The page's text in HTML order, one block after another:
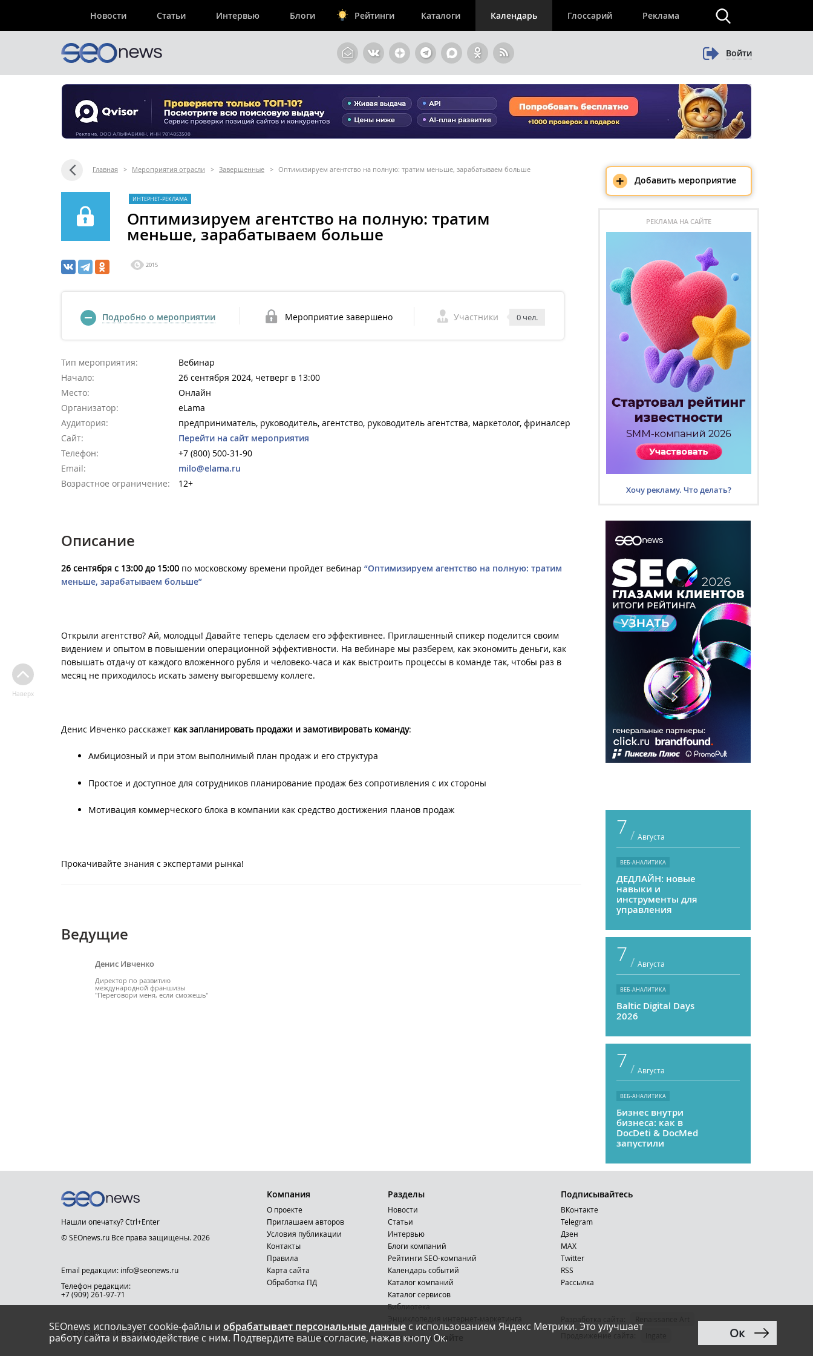
Новости Статьи Интервью Блоги Рейтинги Каталоги Календарь Глоссарий Реклама
Войти
Главная > Мероприятия отрасли > Завершенные > Оптимизируем агентство на полную: тратим меньше, зарабатываем больше
ИНТЕРНЕТ-РЕКЛАМА
Оптимизируем агентство на полную: тратим
меньше, зарабатываем больше
2015
Подробно о мероприятии Мероприятие завершено Участники 0 чел.
Тип мероприятия:
Вебинар
Начало:
26 сентября 2024, четверг в 13:00
Место:
Онлайн
Организатор:
eLama
Аудитория:
предприниматель, руководитель, агентство, руководитель агентства, маркетолог, фриналсер
Сайт:
Перейти на сайт мероприятия
Телефон:
+7 (800) 500-31-90
Email:
milo@elama.ru
Возрастное ограничение:
12+
Описание
26 сентября с 13:00 до 15:00 по московскому времени пройдет вебинар “Оптимизируем агентство на полную: тратим
меньше, зарабатываем больше”
Открыли агентство? Ай, молодцы! Давайте теперь сделаем его эффективнее. Приглашенный спикер поделится своим
видением и опытом в повышении операционной эффективности. На вебинаре мы разберем, как экономить деньги, как
повышать отдачу от каждого вложенного рубля и человеко-часа и как выстроить процессы в команде так, чтобы раз в
месяц не приходилось искать замену выгоревшему коллеге.
Денис Ивченко расскажет как запланировать продажи и замотивировать команду:
Амбициозный и при этом выполнимый план продаж и его структура
Простое и доступное для сотрудников планирование продаж без сопротивления с их стороны
Мотивация коммерческого блока в компании как средство достижения планов продаж
Прокачивайте знания с экспертами рынка!
Ведущие
Денис Ивченко
Директор по развитию
международной франшизы
"Переговори меня, если сможешь"
Наверх
+ Добавить мероприятие
РЕКЛАМА НА САЙТЕ
Хочу рекламу. Что делать?
7 / Августа
ВЕБ-АНАЛИТИКА
ДЕДЛАЙН: новые
навыки и
инструменты для
управления
7 / Августа
ВЕБ-АНАЛИТИКА
Baltic Digital Days
2026
7 / Августа
ВЕБ-АНАЛИТИКА
Бизнес внутри
бизнеса: как в
DocDeti & DocMed
запустили
как стартап
SEOnews использует cookie-файлы и обрабатывает персональные данныес использованием Яндекс Метрики. Это улучшает
работу сайта и взаимодействие с ним. Подтвердите ваше согласие, нажав кнопу Ок.
Ок
Нашли опечатку? Ctrl+Enter
© SEOnews.ru Все права защищены. 2026
Email редакции: info@seonews.ru
Телефон редакции:
+7 (909) 261-97-71
This site is protected by reCAPTCHA and the Google
Privacy Policyand Terms of Serviceapply.
Компания
О проекте
Приглашаем авторов
Условия публикации
Контакты
Правила
Карта сайта
Обработка ПД
Мобильная версия
Разделы
Новости
Статьи
Интервью
Блоги компаний
Рейтинги SEO-компаний
Календарь событий
Каталог компаний
Каталог сервисов
Библиотека
Реклама на сайте
Подписывайтесь
ВКонтакте
Telegram
Дзен
MAX
Тwitter
RSS
Рассылка
Продвижение сайта
12+